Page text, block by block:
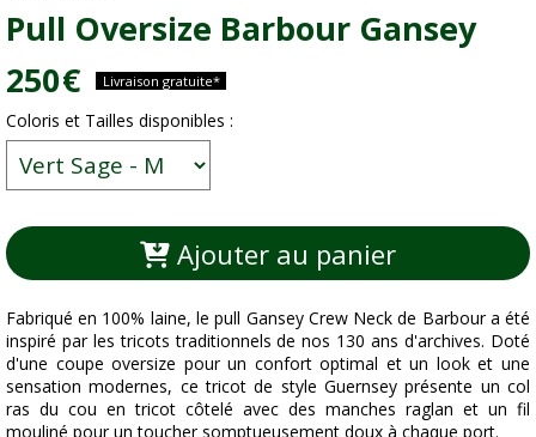
Pull Oversize Barbour Gansey
250€ Livraison gratuite*
Coloris et Tailles disponibles :
Ajouter au panier
Fabriqué en 100% laine, le pull Gansey Crew Neck de Barbour a été
inspiré par les tricots traditionnels de nos 130 ans d'archives. Doté
d'une coupe oversize pour un confort optimal et un look et une
sensation modernes, ce tricot de style Guernsey présente un col
ras du cou en tricot côtelé avec des manches raglan et un fil
mouliné pour un toucher somptueusement doux à chaque port.